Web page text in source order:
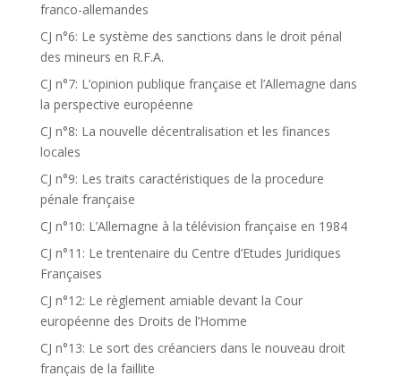
franco-allemandes
CJ n°6: Le système des sanctions dans le droit pénal
des mineurs en R.F.A.
CJ n°7: L’opinion publique française et l’Allemagne dans
la perspective européenne
CJ n°8: La nouvelle décentralisation et les finances
locales
CJ n°9: Les traits caractéristiques de la procedure
pénale française
CJ n°10: L’Allemagne à la télévision française en 1984
CJ n°11: Le trentenaire du Centre d’Etudes Juridiques
Françaises
CJ n°12: Le règlement amiable devant la Cour
européenne des Droits de l’Homme
CJ n°13: Le sort des créanciers dans le nouveau droit
français de la faillite